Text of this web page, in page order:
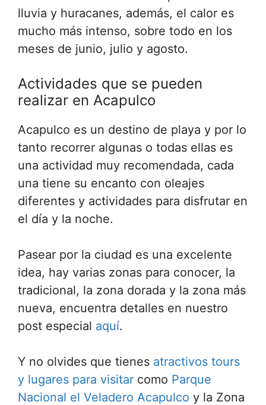
lluvia y huracanes, además, el calor es
mucho más intenso, sobre todo en los
meses de junio, julio y agosto.
Actividades que se pueden
realizar en Acapulco
Acapulco es un destino de playa y por lo
tanto recorrer algunas o todas ellas es
una actividad muy recomendada, cada
una tiene su encanto con oleajes
diferentes y actividades para disfrutar en
el día y la noche.
Pasear por la ciudad es una excelente
idea, hay varias zonas para conocer, la
tradicional, la zona dorada y la zona más
nueva, encuentra detalles en nuestro
post especial aquí.
Y no olvides que tienes atractivos tours
y lugares para visitar como Parque
Nacional el Veladero Acapulco y la Zona